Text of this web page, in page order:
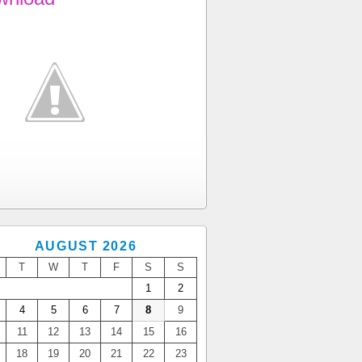
AUGUST 2026
T W T F S
S
1
2
4 5 6 7 8
9
11 12 13 14 15
16
18 19 20 21 22
23